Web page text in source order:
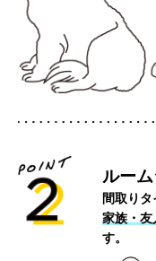
ルー
間取りタ
家族・友
す。